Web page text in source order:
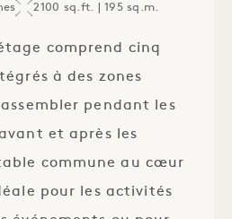
2100 sq.ft. | 195 sq.m.
comprend cinq
à des zones
pendant les
et après les
commune au cœur
pour les activités